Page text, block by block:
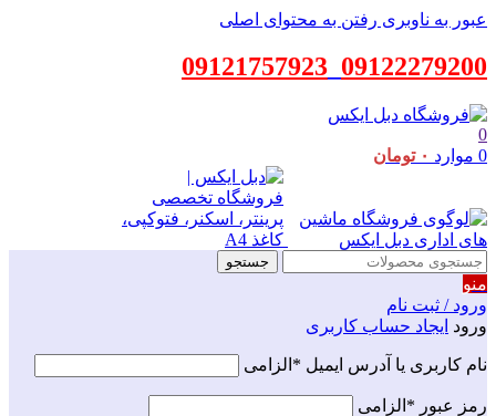
عبور به ناوبری رفتن به محتوای اصلی
09122279200
09121757923
0
0 موارد ۰ تومان
جستجو
منو
ورود / ثبت نام
ورود ایجاد حساب کاربری
نام کاربری یا آدرس ایمیل * الزامی
رمز عبور * الزامی